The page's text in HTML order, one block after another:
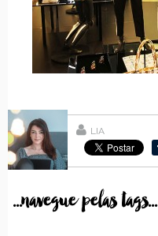
LIA
...navegue pelas tags...